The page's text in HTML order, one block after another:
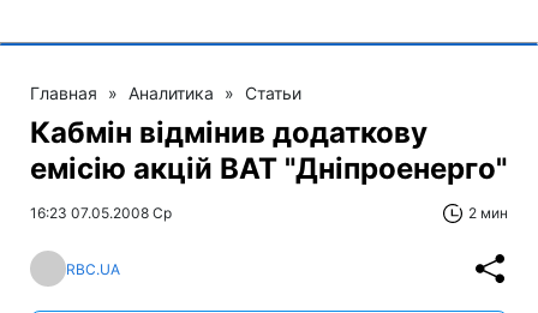
Главная » Аналитика » Статьи
Кабмін відмінив додаткову
емісію акцій ВАТ "Дніпроенерго"
16:23 07.05.2008 Ср 2 мин
RBC.UA